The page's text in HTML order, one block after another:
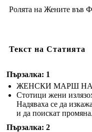
Ролята на Жените във
Текст на Статията
Пързалка: 1
ЖЕНСКИ МАРШ
Стотици жени
Надяваха се да
и да поискат промяна.
Пързалка: 2